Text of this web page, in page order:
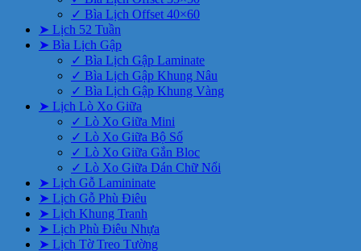
✓ Bìa Lịch Offset 40×60
➤ Lịch 52 Tuần
➤ Bìa Lịch Gập
✓ Bìa Lịch Gập Laminate
✓ Bìa Lịch Gập Khung Nâu
✓ Bìa Lịch Gập Khung Vàng
➤ Lịch Lò Xo Giữa
✓ Lò Xo Giữa Mini
✓ Lò Xo Giữa Bộ Số
✓ Lò Xo Giữa Gắn Bloc
✓ Lò Xo Giữa Dán Chữ Nổi
➤ Lịch Gỗ Lamininate
➤ Lịch Gỗ Phù Điêu
➤ Lịch Khung Tranh
➤ Lịch Phù Điêu Nhựa
➤ Lịch Tờ Treo Tường